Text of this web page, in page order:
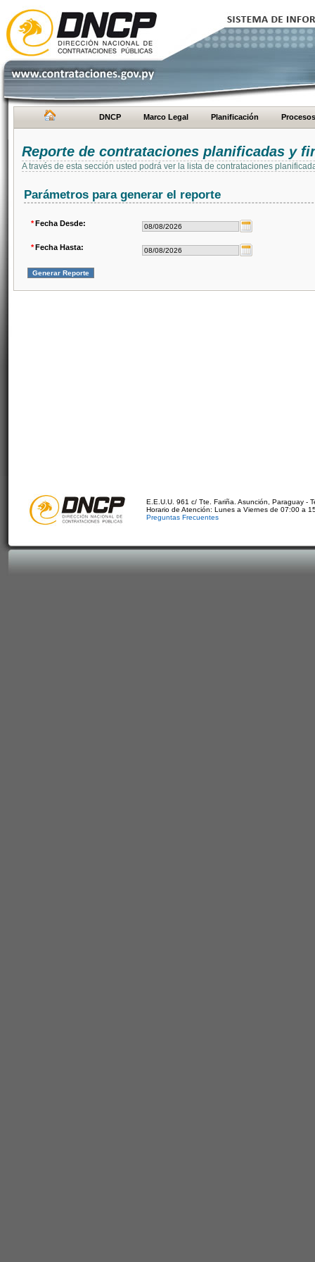
DNCP Marco Legal Planificación Procesos
Reporte de contrataciones planificadas y
A través de esta sección usted podrá ver la lista de contrataciones
Parámetros para generar el reporte
*Fecha Desde:
*Fecha Hasta:
E.E.U.U. 961 c/ Tte. Fariña. Asunción, Paraguay -
Horario de Atención: Lunes a Viernes de 07:00 a
Preguntas Frecuentes